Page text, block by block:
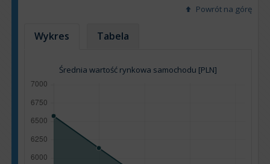
Powrót na górę
Wykres Tabela
Średnia wartość rynkowa samochodu [PLN]